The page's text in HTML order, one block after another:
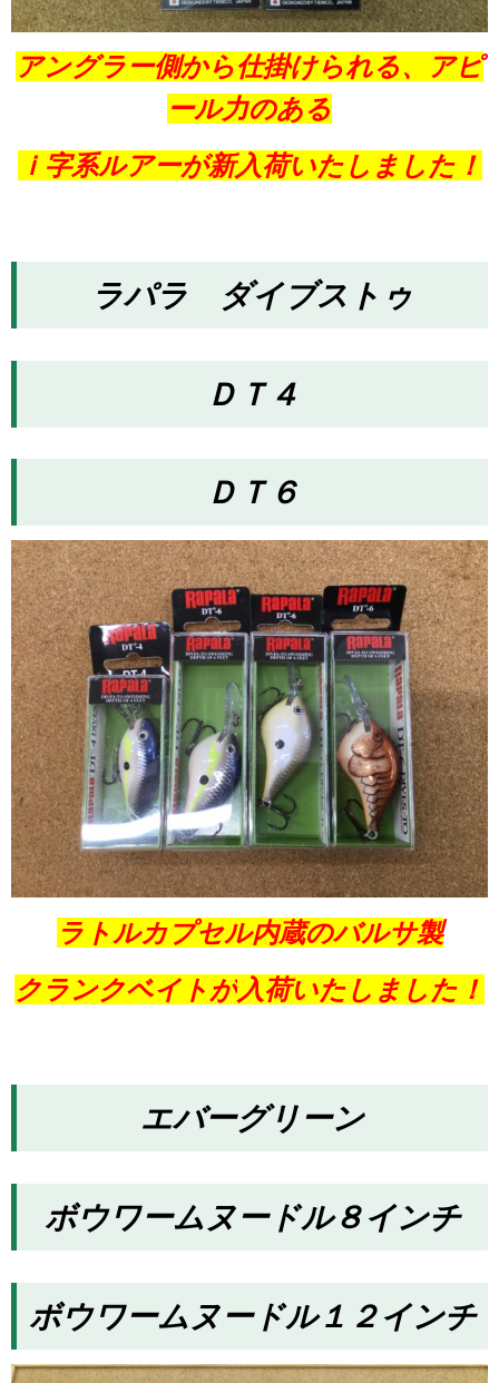
アングラー側から仕掛けられる、アピ
ール力のある
ｉ字系ルアーが新入荷いたしました！
ラパラ ダイブストゥ
ＤＴ４
ＤＴ６
ラトルカプセル内蔵のバルサ製
クランクベイトが入荷いたしました！
エバーグリーン
ボウワームヌードル８インチ
ボウワームヌードル１２インチ